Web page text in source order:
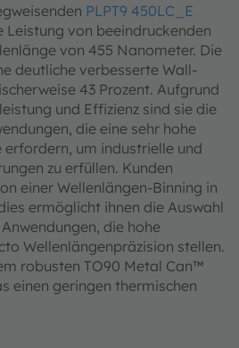
PLPT9 450LC_E
von beeindruckenden
von 455 Nanometer. Die
deutliche verbesserte Wall-
43 Prozent. Aufgrund
und Effizienz sind sie die
die eine sehr hohe
um industrielle und
zu erfüllen. Kunden
einer Wellenlängen-Binning in
ermöglicht ihnen die Auswahl
die hohe
Wellenlängenpräzision stellen.
robusten TO90 Metal Can™
einen geringen thermischen